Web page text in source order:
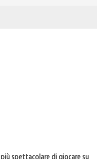
spettacolare di giocare su